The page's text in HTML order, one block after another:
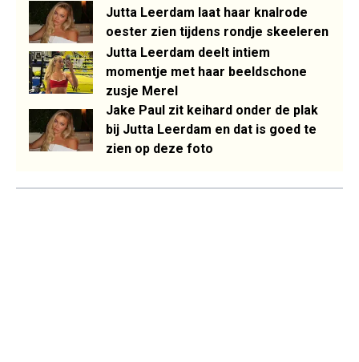
Jutta Leerdam laat haar knalrode
oester zien tijdens rondje skeeleren
Jutta Leerdam deelt intiem
momentje met haar beeldschone
zusje Merel
Jake Paul zit keihard onder de plak
bij Jutta Leerdam en dat is goed te
zien op deze foto